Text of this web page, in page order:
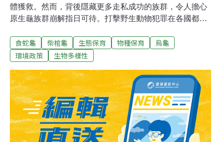
體獲救。然而，背後隱藏更多走私成功的族群，令人擔心
原生龜族群崩解指日可待。打擊野生動物犯罪在各國都列
罪集團源頭，但法官輕判，讓執法成效大打折扣，無法杜
絕野生動物走私。上週六（14日）清晨海巡署南部地區巡
內，再度查獲大批活生生的台灣原生龜夾藏於船艙中，準
備走私中國，包括食蛇龜有1,358隻、柴棺龜1,081隻，總
計2,439隻。而8月24日海巡署也於雲林截獲保育龜2,626
隻走私案，包括食蛇龜1,446隻、柴棺龜1,180隻。緊盯走
私源頭 務必揪出大盤林務局保育組野生物保育科科長林國
彰表示，原生龜容易淪為獵捕的受害者，而動輒數千隻的
食蛇龜 柴棺龜 生態保育 物種保育
烏龜
環境政策
生物多樣性